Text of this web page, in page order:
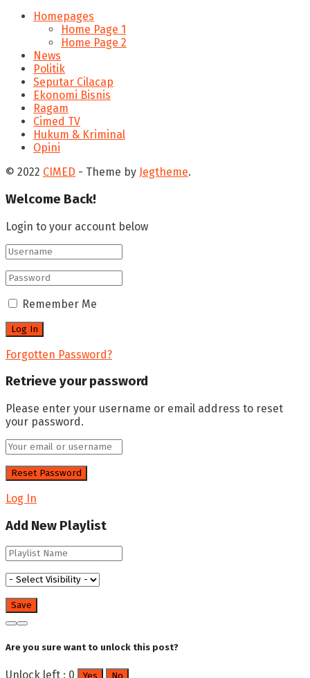
Homepages
Home Page 1
Home Page 2
News
Politik
Seputar Cilacap
Ekonomi Bisnis
Ragam
Cimed TV
Hukum & Kriminal
Opini
© 2022 CIMED - Theme by Jegtheme.
Welcome Back!
Login to your account below
Remember Me
Forgotten Password?
Retrieve your password
Please enter your username or email address to reset
your password.
Log In
Add New Playlist
Are you sure want to unlock this post?
Unlock left : 0